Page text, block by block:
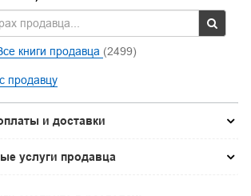
книги продавца (2499)
продавцу
и доставки
услуги продавца